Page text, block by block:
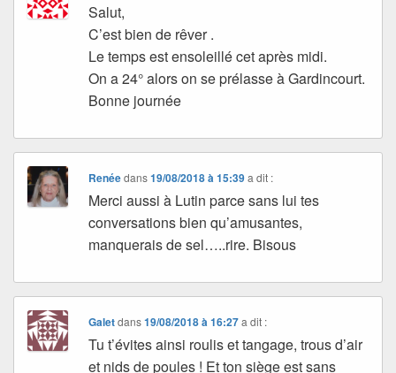
Salut,
C’est bien de rêver .
Le temps est ensoleillé cet après midi.
On a 24° alors on se prélasse à Gardincourt.
Bonne journée
Renéedans19/08/2018 à 15:39 a dit :
Merci aussi à Lutin parce sans lui tes
conversations bien qu’amusantes,
manquerais de sel…..rire. Bisous
Galetdans19/08/2018 à 16:27 a dit :
Tu t’évites ainsi roulis et tangage, trous d’air
et nids de poules ! Et ton siège est sans